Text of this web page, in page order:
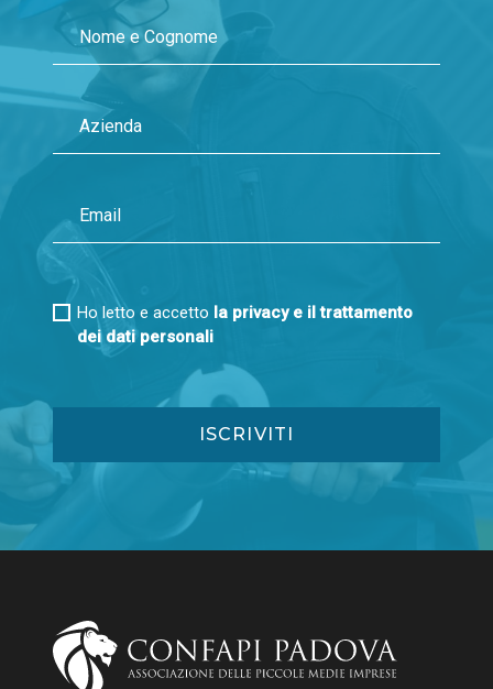
Ho letto e accetto la privacy e il trattamento
dei dati personali